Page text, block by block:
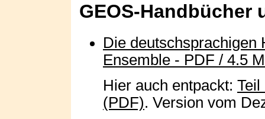
GEOS-Handbücher
Die deutschsprachigen
Ensemble - PDF / 4.5
Hier auch entpackt: Teil
(PDF). Version vom